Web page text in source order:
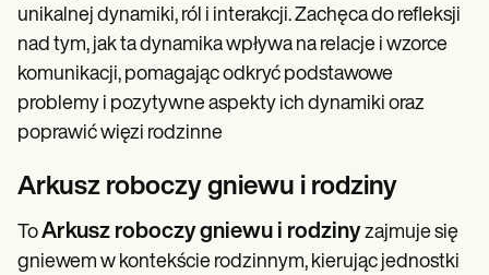
unikalnej dynamiki, ról i interakcji. Zachęca do refleksji
nad tym, jak ta dynamika wpływa na relacje i wzorce
komunikacji, pomagając odkryć podstawowe
problemy i pozytywne aspekty ich dynamiki oraz
poprawić więzi rodzinne
Arkusz roboczy gniewu i rodziny
ToArkusz roboczy gniewu i rodziny zajmuje się
gniewem w kontekście rodzinnym, kierując jednostki